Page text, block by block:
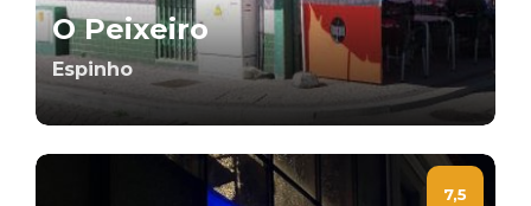
O Peixeiro
Espinho
7,5